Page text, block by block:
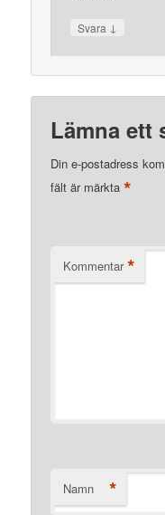
Svara ↓
Lämna ett
Din e-postadress
fält är märkta*
Kommentar *
Namn *